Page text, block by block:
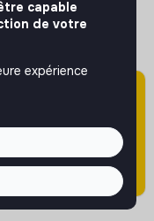
il y a
et est sans
capable
de votre
expérience